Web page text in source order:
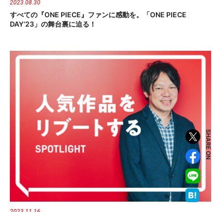
SHARE ON
2023.08.30
すべての『ONE PIECE』ファンに感動を。「ONE PIECE
DAY’23」の舞台裏に迫る！